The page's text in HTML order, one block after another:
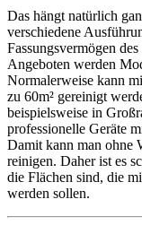
Das hängt natürlich
verschiedene
Fassungsvermögen
Angeboten werden
Normalerweise kann
zu 60m² gereinigt
beispielsweise in
professionelle Geräte
Damit kann man ohne
reinigen. Daher ist es
die Flächen sind, die
werden sollen.